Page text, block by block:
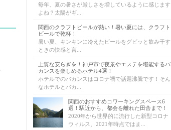
毎年、夏の暑さが厳しさを増しているように感じます
よね？太陽がギ...
関西のクラフトビールが熱い！暑い夏には、クラフト
ビールで乾杯！
暑い夏、キンキンに冷えたビールをグビッと飲み干す
ときの快感と言...
上質な安らぎを！神戸市で夜景やエステを堪能するバ
カンスを楽しめるホテル4選！
ホテルでのバカンスはコロナ禍で話題沸騰です！そん
なホテルとバカ...
関西のおすすめコワーキングスペース6
選！駅近から、都会を離れた田舎まで！
2020年から世界的に流行した新型コロナ
ウィルス、2021年時点ではま...